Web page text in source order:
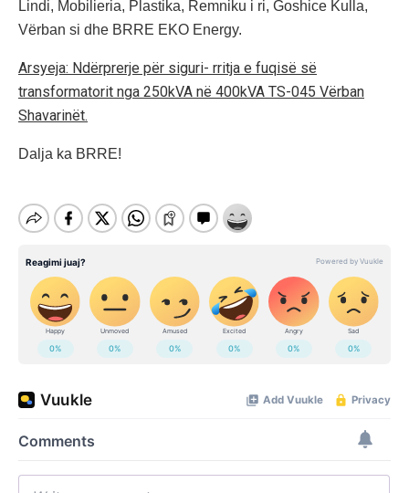
Lindi, Mobilieria, Plastika, Remniku i ri, Goshice Kulla,
Vërban si dhe BRRE EKO Energy.
Arsyeja: Ndërprerje për siguri- rritja e fuqisë së
transformatorit nga 250kVA në 400kVA TS-045 Vërban
Shavarinët.
Dalja ka BRRE!